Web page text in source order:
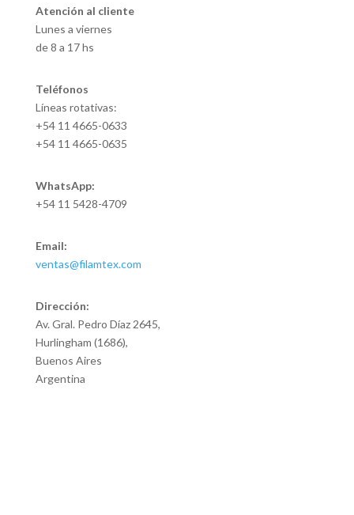
Atención al cliente
Lunes a viernes
de 8 a 17 hs
Teléfonos
Líneas rotativas:
+54 11 4665-0633
+54 11 4665-0635
WhatsApp:
+54 11 5428-4709
Email:
ventas@filamtex.com
Dirección:
Av. Gral. Pedro Díaz 2645,
Hurlingham (1686),
Buenos Aires
Argentina